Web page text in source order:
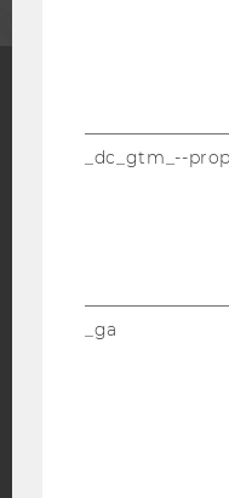
_dc_gtm_--
_ga